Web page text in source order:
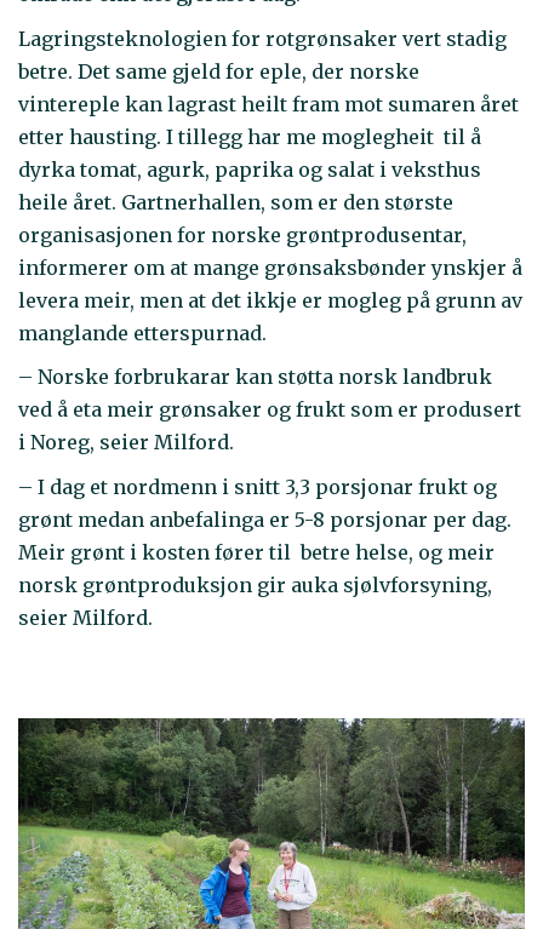
Lagringsteknologien for rotgrønsaker vert stadig
betre. Det same gjeld for eple, der norske
vintereple kan lagrast heilt fram mot sumaren året
etter hausting. I tillegg har me moglegheit til å
dyrka tomat, agurk, paprika og salat i veksthus
heile året. Gartnerhallen, som er den største
organisasjonen for norske grøntprodusentar,
informerer om at mange grønsaksbønder ynskjer å
levera meir, men at det ikkje er mogleg på grunn av
manglande etterspurnad.
– Norske forbrukarar kan støtta norsk landbruk
ved å eta meir grønsaker og frukt som er produsert
i Noreg, seier Milford.
– I dag et nordmenn i snitt 3,3 porsjonar frukt og
grønt medan anbefalinga er 5-8 porsjonar per dag.
Meir grønt i kosten fører til betre helse, og meir
norsk grøntproduksjon gir auka sjølvforsyning,
seier Milford.